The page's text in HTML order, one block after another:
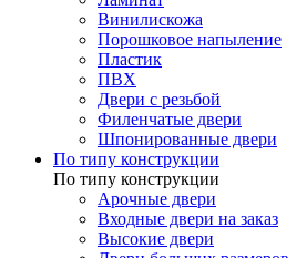
Винилискожа
Порошковое напыление
Пластик
ПВХ
Двери с резьбой
Филенчатые двери
Шпонированные двери
По типу конструкции
По типу конструкции
Арочные двери
Входные двери на заказ
Высокие двери